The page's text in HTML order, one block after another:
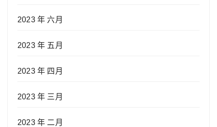
2023 年 六月
2023 年 五月
2023 年 四月
2023 年 三月
2023 年 二月